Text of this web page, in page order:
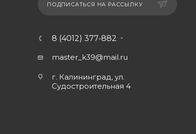
ПОДПИСАТЬСЯ НА РАССЫЛКУ
8 (4012) 377-882
master_k39@mail.ru
г. Калининград, ул.
Судостроительная 4